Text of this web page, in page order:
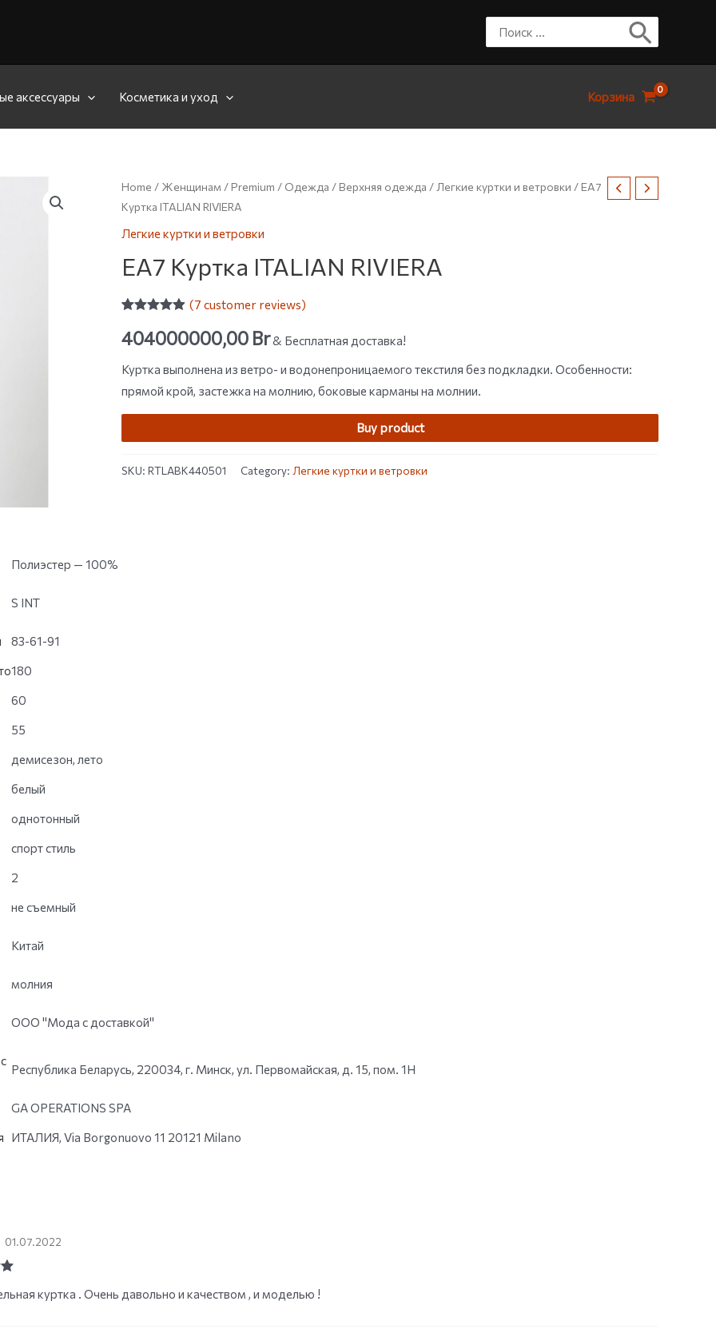
аксессуары Косметика и уход Корзина
Home / Женщинам /Premium / Одежда /Верхняя одежда / Легкие куртки и ветровки / EA7
Куртка ITALIAN RIVIERA
Легкие куртки и ветровки
EA7 Куртка ITALIAN RIVIERA
out of 5
based on
ratings
(7 customer reviews)
404000000,00 Br& Бесплатная доставка!
Куртка выполнена из ветро- и водонепроницаемого текстиля без подкладки. Особенности:
прямой крой, застежка на молнию, боковые карманы на молнии.
Buy product
SKU: RTLABK440501 Category: Легкие куртки и ветровки
Полиэстер — 100%
S INT
83-61-91
180
60
55
демисезон, лето
белый
однотонный
спорт стиль
2
не съемный
Китай
молния
ООО "Мода с доставкой"
Республика Беларусь, 220034, г. Минск, ул. Первомайская, д. 15, пом. 1Н
GA OPERATIONS SPA
ИТАЛИЯ, Via Borgonuovo 11 20121 Milano
01.07.2022
куртка . Очень давольно и качеством , и моделью !